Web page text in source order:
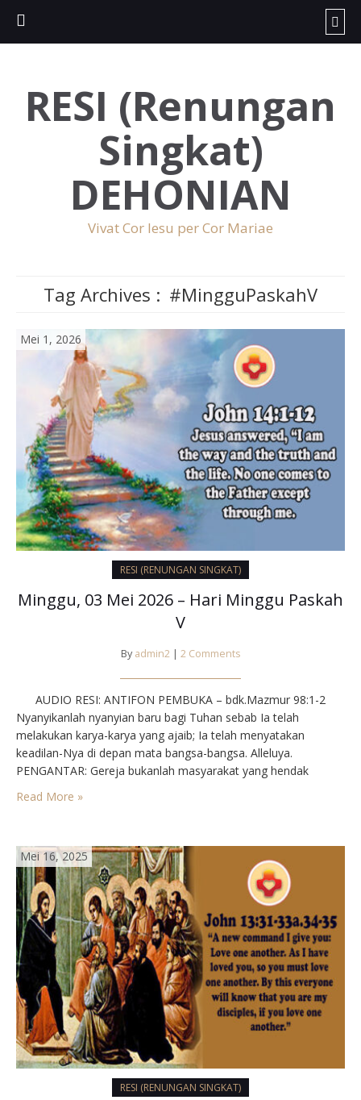
RESI (Renungan
Singkat)
DEHONIAN
Vivat Cor Iesu per Cor Mariae
Tag Archives : #MingguPaskahV
Mei 1, 2026
RESI (RENUNGAN SINGKAT)
Minggu, 03 Mei 2026 – Hari Minggu Paskah
V
By admin2 | 2 Comments
AUDIO RESI: ANTIFON PEMBUKA – bdk.Mazmur 98:1-2
Nyanyikanlah nyanyian baru bagi Tuhan sebab Ia telah
melakukan karya-karya yang ajaib; Ia telah menyatakan
keadilan-Nya di depan mata bangsa-bangsa. Alleluya.
PENGANTAR: Gereja bukanlah masyarakat yang hendak
memenuhi tuntutan-tuntutan Tuhan, melainkan umat beriman,
Read More »
Mei 16, 2025
RESI (RENUNGAN SINGKAT)